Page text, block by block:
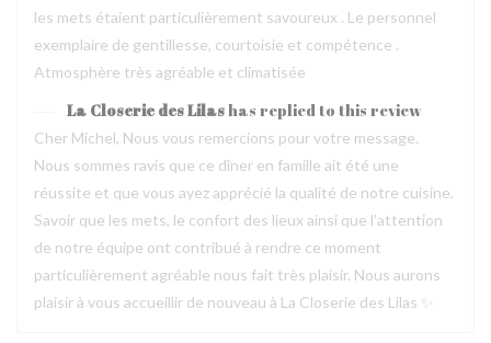
les mets étaient particulièrement savoureux . Le personnel
exemplaire de gentillesse, courtoisie et compétence .
Atmosphère très agréable et climatisée
La Closerie des Lilashas replied to this review
Cher Michel, Nous vous remercions pour votre message.
Nous sommes ravis que ce dîner en famille ait été une
réussite et que vous ayez apprécié la qualité de notre cuisine.
Savoir que les mets, le confort des lieux ainsi que l’attention
de notre équipe ont contribué à rendre ce moment
particulièrement agréable nous fait très plaisir. Nous aurons
plaisir à vous accueillir de nouveau à La Closerie des Lilas ✨